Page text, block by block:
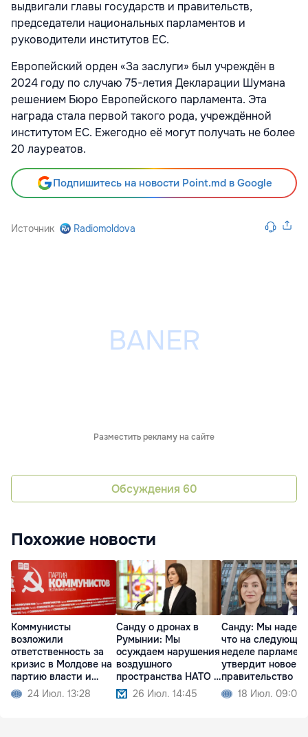
выдвигали главы государств и правительств,
председатели национальных парламентов и
руководители институтов ЕС.
Европейский орден «За заслуги» был учреждён в
2024 году по случаю 75-летия Декларации Шумана
решением Бюро Европейского парламента. Эта
награда стала первой такого рода, учреждённой
институтом ЕС. Ежегодно её могут получать не более
20 лауреатов.
Подпишитесь на новости Point.md в Google
Источник Radiomoldova
Разместить рекламу на сайте
Обсуждения 60
Похожие новости
Коммунисты
возложили
ответственность за
кризис в Молдове на
партию власти и
Санду24 Июл. 13:28
Санду о дронах в
Румынии: Мы
осуждаем нарушения
воздушного
пространства НАТО и
ЕС 26 Июл. 14:45
Санду: Мы
что на
неделе парламент
утвердит новое
правительство
18 Июл. 09:02